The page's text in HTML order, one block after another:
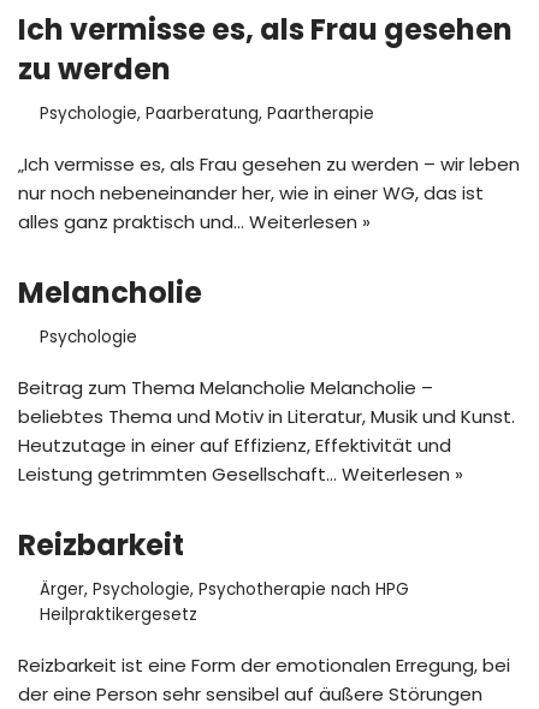
Ich vermisse es, als Frau gesehen
zu werden
Psychologie, Paarberatung, Paartherapie
„Ich vermisse es, als Frau gesehen zu werden – wir leben
nur noch nebeneinander her, wie in einer WG, das ist
alles ganz praktisch und… Weiterlesen »
Melancholie
Psychologie
Beitrag zum Thema Melancholie Melancholie –
beliebtes Thema und Motiv in Literatur, Musik und Kunst.
Heutzutage in einer auf Effizienz, Effektivität und
Leistung getrimmten Gesellschaft… Weiterlesen »
Reizbarkeit
Ärger, Psychologie, Psychotherapie nach HPG
Heilpraktikergesetz
Reizbarkeit ist eine Form der emotionalen Erregung, bei
der eine Person sehr sensibel auf äußere Störungen